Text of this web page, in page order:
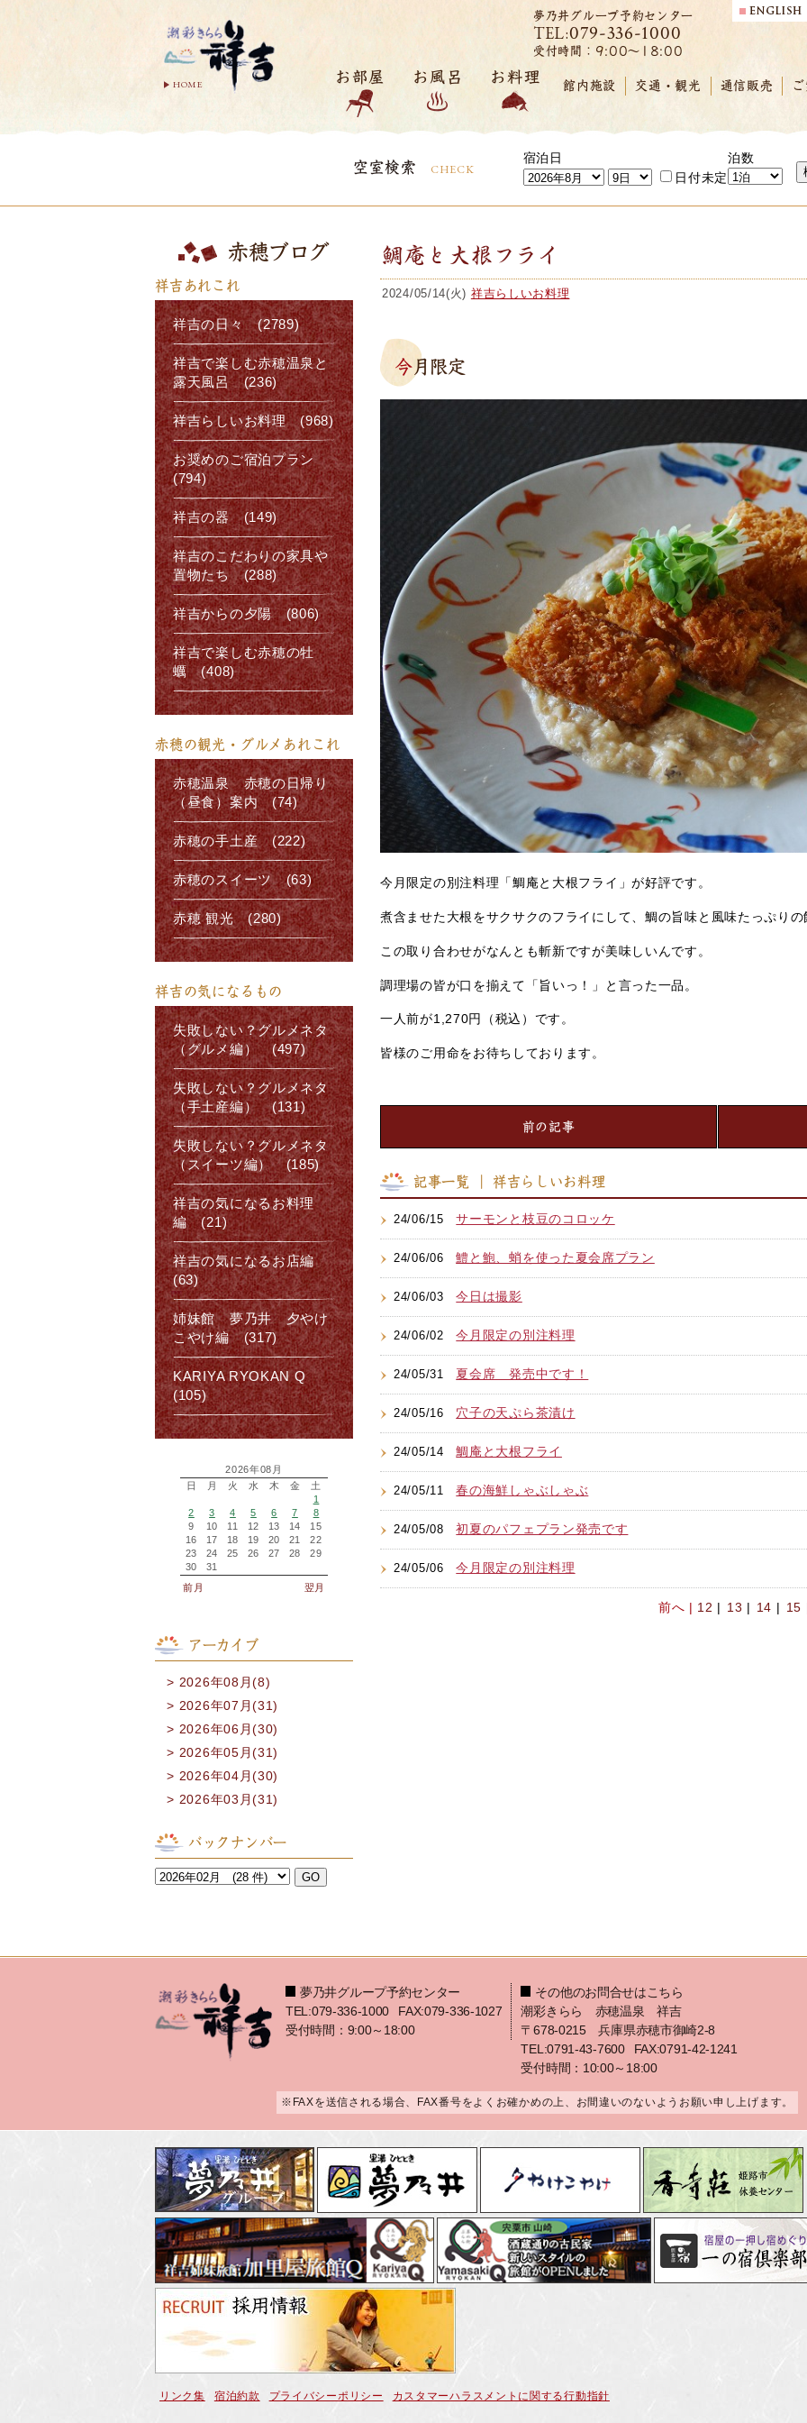
HOME
夢乃井グループ予約センター
TEL:079-336-1000
受付時間：9:00～18:00
お部屋 お風呂 お料理
館内施設 交通・観光 通信販売
空室検索 CHECK
宿泊日
日付未定
泊数
鯛庵と大根フライ
2024/05/14(火) 祥吉らしいお料理
今月限定
今月限定の別注料理「鯛庵と大根フライ」が好評です。
煮含ませた大根をサクサクのフライにして、鯛の旨味と風味たっぷりの
この取り合わせがなんとも斬新ですが美味しいんです。
調理場の皆が口を揃えて「旨いっ！」と言った一品。
一人前が1,270円（税込）です。
皆様のご用命をお待ちしております。
前の記事
記事一覧 ｜ 祥吉らしいお料理
24/06/15サーモンと枝豆のコロッケ
24/06/06鱧と鮑、蛸を使った夏会席プラン
24/06/03今日は撮影
24/06/02今月限定の別注料理
24/05/31 夏会席 発売中です！
24/05/16 穴子の天ぷら茶漬け
24/05/14鯛庵と大根フライ
24/05/11春の海鮮しゃぶしゃぶ
24/05/08初夏のパフェプラン発売です
24/05/06今月限定の別注料理
前へ | 12 | 13 | 14 | 15
赤穂ブログ
祥吉あれこれ
祥吉の日々 (2789)
祥吉で楽しむ赤穂温泉と
露天風呂 (236)
祥吉らしいお料理 (968)
お奨めのご宿泊プラン
(794)
祥吉の器 (149)
祥吉のこだわりの家具や
置物たち (288)
祥吉からの夕陽 (806)
祥吉で楽しむ赤穂の牡
蠣 (408)
赤穂の観光・グルメあれこれ
赤穂温泉 赤穂の日帰り
（昼食）案内 (74)
赤穂の手土産 (222)
赤穂のスイーツ (63)
赤穂 観光 (280)
祥吉の気になるもの
失敗しない？グルメネタ
（グルメ編） (497)
失敗しない？グルメネタ
（手土産編） (131)
失敗しない？グルメネタ
（スイーツ編） (185)
祥吉の気になるお料理
編 (21)
祥吉の気になるお店編
(63)
姉妹館 夢乃井 夕やけ
こやけ編 (317)
KARIYA RYOKAN Q
(105)
2026年08月
日
月 火 水 木 金
土
1
2
3 4 5 6 7
8
9
10 11 12 13 14
15
16
17 18 19 20 21
22
23
24 25 26 27 28
29
30
31
前月
翌月
アーカイブ
2026年08月(8)
2026年07月(31)
2026年06月(30)
2026年05月(31)
2026年04月(30)
2026年03月(31)
バックナンバー
夢乃井グループ予約センター
TEL:079-336-1000
FAX:079-336-1027
受付時間：9:00～18:00
その他のお問合せはこちら
潮彩きらら 赤穂温泉 祥吉
〒678-0215 兵庫県赤穂市御崎2-8
TEL:0791-43-7600
FAX:0791-42-1241
受付時間：10:00～18:00
※FAXを送信される場合、FAX番号をよくお確かめの上、お間違いのないようお願い申し上げます。
リンク集 宿泊約款 プライバシーポリシー カスタマーハラスメントに関する行動指針